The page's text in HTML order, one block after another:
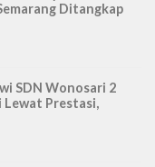
Ditangkap
SDN Wonosari 2
Lewat Prestasi,